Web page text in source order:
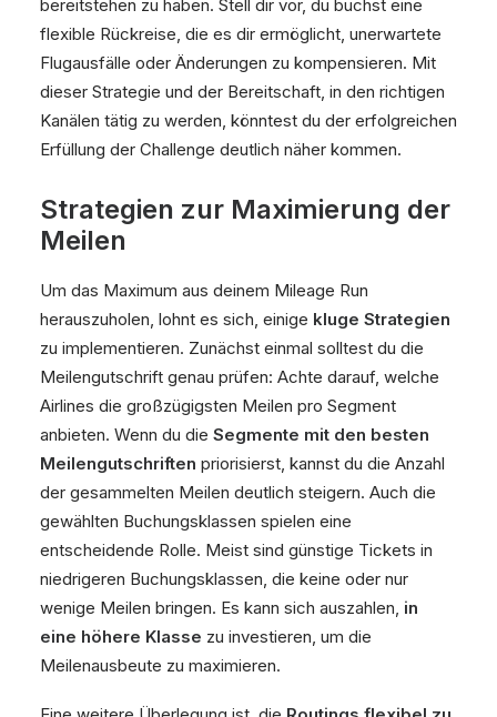
bereitstehen zu haben. Stell dir vor, du buchst eine
flexible Rückreise, die es dir ermöglicht, unerwartete
Flugausfälle oder Änderungen zu kompensieren. Mit
dieser Strategie und der Bereitschaft, in den richtigen
Kanälen tätig zu werden, könntest du der erfolgreichen
Erfüllung der Challenge deutlich näher kommen.
Strategien zur Maximierung der
Meilen
Um das Maximum aus deinem Mileage Run
herauszuholen, lohnt es sich, einige kluge Strategien
zu implementieren. Zunächst einmal solltest du die
Meilengutschrift genau prüfen: Achte darauf, welche
Airlines die großzügigsten Meilen pro Segment
anbieten. Wenn du die Segmente mit den besten
Meilengutschriften priorisierst, kannst du die Anzahl
der gesammelten Meilen deutlich steigern. Auch die
gewählten Buchungsklassen spielen eine
entscheidende Rolle. Meist sind günstige Tickets in
niedrigeren Buchungsklassen, die keine oder nur
wenige Meilen bringen. Es kann sich auszahlen, in
eine höhere Klasse zu investieren, um die
Meilenausbeute zu maximieren.